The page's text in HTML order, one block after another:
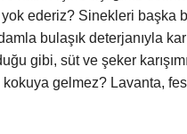
ederiz? Sinekleri başka
bulaşık deterjanıyla
gibi, süt ve şeker
gelmez? Lavanta,